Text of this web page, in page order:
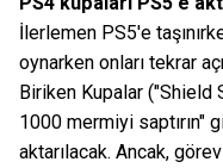
İlerlemen PS5'e
oynarken onları tekrar
Biriken Kupalar ("Shield
1000 mermiyi saptırın"
aktarılacak. Ancak,